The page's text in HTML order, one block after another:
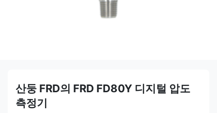
산둥 FRD의 FRD FD80Y 디지털 압도
측정기